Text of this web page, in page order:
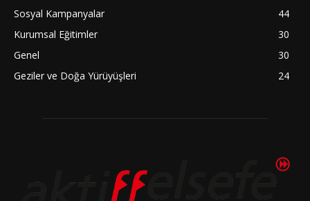
Sosyal Kampanyalar
44
Kurumsal Eğitimler
30
Genel
30
Geziler ve Doğa Yürüyüşleri
24